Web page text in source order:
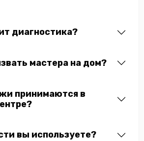
диагностика?
мастера на дом?
принимаются в
вы используете?